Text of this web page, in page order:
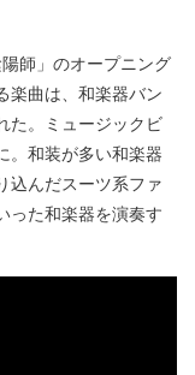
師」のオープニング
楽曲は、和楽器バン
た。ミュージックビ
。和装が多い和楽器
込んだスーツ系ファ
った和楽器を演奏す